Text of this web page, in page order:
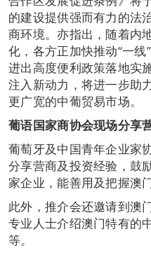
的建设提供强而有力的法
商环境。亦指出，随着内
化，各方正加快推动“一线
进出高度便利政策落地实
注入新动力，将进一步助
更广宽的中葡贸易市场。
葡语国家商协会现场分享
葡萄牙及中国青年企业家
分享营商及投资经验，鼓
家企业，能善用及把握澳
此外，推介会还邀请到澳
专业人士介绍澳门特有的
等。